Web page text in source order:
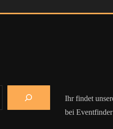
Ihr findet
bei Eventfinder